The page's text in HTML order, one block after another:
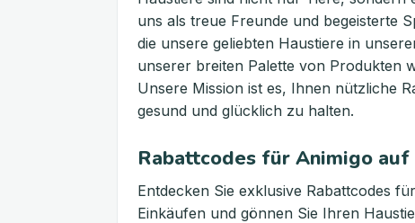
uns als treue Freunde und begeisterte
die unsere geliebten Haustiere in
unserer breiten Palette von Produkten
Unsere Mission ist es, Ihnen nützliche
gesund und glücklich zu halten.
Rabattcodes für Animigo auf
Entdecken Sie exklusive Rabattcodes
Einkäufen und gönnen Sie Ihren